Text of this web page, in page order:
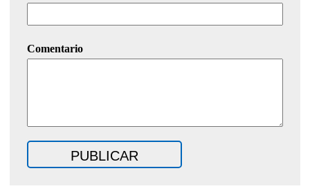
Comentario